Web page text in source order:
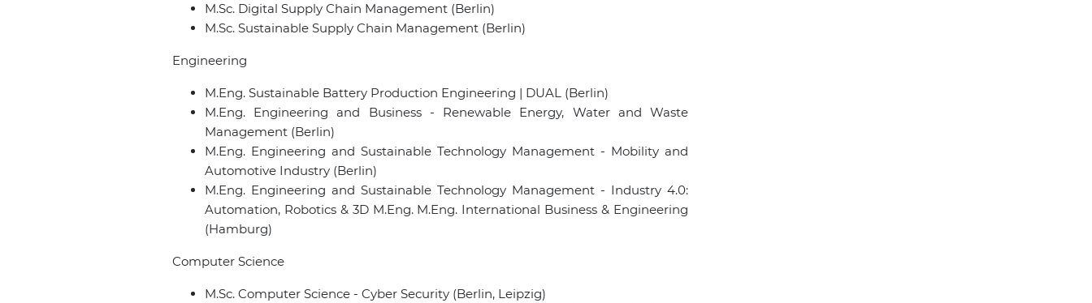
M.Sc. Digital Supply Chain Management (Berlin)
M.Sc. Sustainable Supply Chain Management (Berlin)
Engineering
M.Eng. Sustainable Battery Production Engineering | DUAL (Berlin)
M.Eng. Engineering and Business - Renewable Energy, Water and Waste
Management (Berlin)
M.Eng. Engineering and Sustainable Technology Management - Mobility and
Automotive Industry (Berlin)
M.Eng. Engineering and Sustainable Technology Management - Industry 4.0:
Automation, Robotics & 3D M.Eng. M.Eng. International Business & Engineering
(Hamburg)
Computer Science
M.Sc. Computer Science - Cyber Security (Berlin, Leipzig)